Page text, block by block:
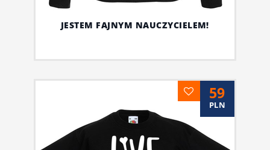
JESTEM FAJNYM NAUCZYCIELEM!
59
PLN